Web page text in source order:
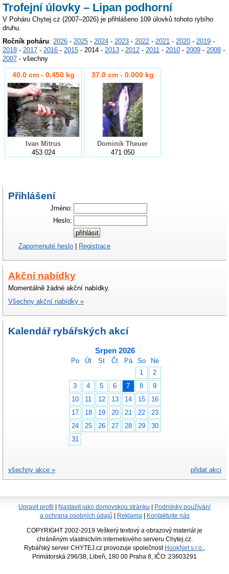
Trofejní úlovky – Lipan podhorní
V Poháru Chytej.cz (2007–2026) je přihlášeno 109 úlovků tohoto rybího
druhu.
Ročník poháru: 2026 - 2025 - 2024 - 2023 - 2022 - 2021 - 2020 - 2019 -
2018 - 2017 - 2016 - 2015 - 2014 - 2013 - 2012 - 2011 - 2010 - 2009 - 2008 -
2007 - všechny
40.0 cm - 0.450 kg
Ivan Mitrus
453 024
37.0 cm - 0.000 kg
Dominik Theuer
471 050
Přihlášení
Jméno:
Heslo:
Zapomenuté heslo Registrace
Akční nabídky
Momentálně žádné akční nabídky.
Všechny akční nabídky »
Kalendář rybářských akcí
Srpen 2026
Po Út St Čt Pá So
Ne
1
2
3
4 5 6 7 8
9
10
11 12 13 14 15
16
17
18 19 20 21 22
23
24
25 26 27 28 29
30
31
přidat akci
všechny akce »
Upravit profil Nastavit jako domovskou stránku
Podmínky používání
a ochrana osobních údajů
Reklama Kontaktujte nás
COPYRIGHT 2002-2019 Veškerý textový a obrazový materiál je
chráněným vlastnictvím internetového serveru Chytej.cz.
Rybářský server CHYTEJ.cz provozuje společnost HookNet s.r.o.
Primátorská 296/38, Libeň, 180 00 Praha 8, IČO: 23603291